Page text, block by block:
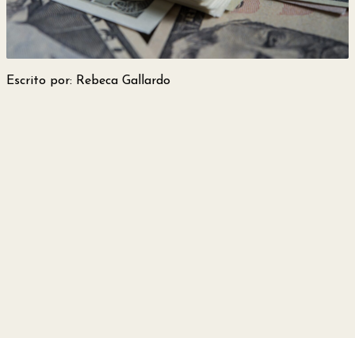
y
Escrito por: Rebeca Gallardo